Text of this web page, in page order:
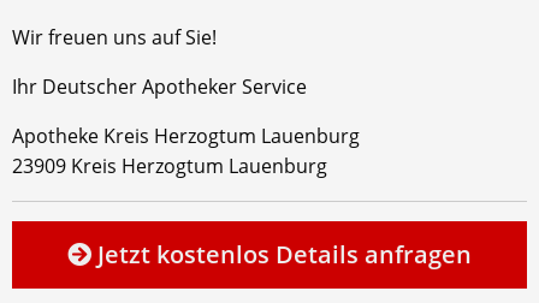
Wir freuen uns auf Sie!
Ihr Deutscher Apotheker Service
Apotheke Kreis Herzogtum Lauenburg
23909 Kreis Herzogtum Lauenburg
Jetzt kostenlos Details anfragen